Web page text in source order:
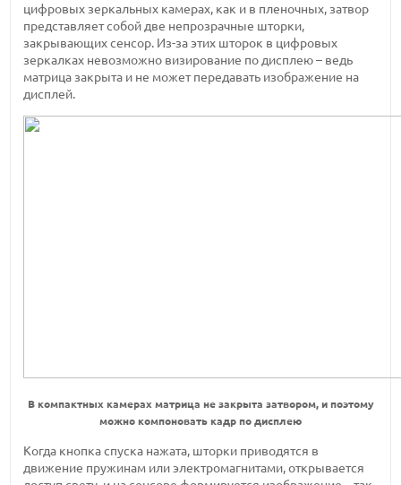
цифровых зеркальных камерах, как и в пленочных, затвор
представляет собой две непрозрачные шторки,
закрывающих сенсор. Из-за этих шторок в цифровых
зеркалках невозможно визирование по дисплею – ведь
матрица закрыта и не может передавать изображение на
дисплей.
В компактных камерах матрица не закрыта затвором, и поэтому
можно компоновать кадр по дисплею
Когда кнопка спуска нажата, шторки приводятся в
движение пружинам или электромагнитами, открывается